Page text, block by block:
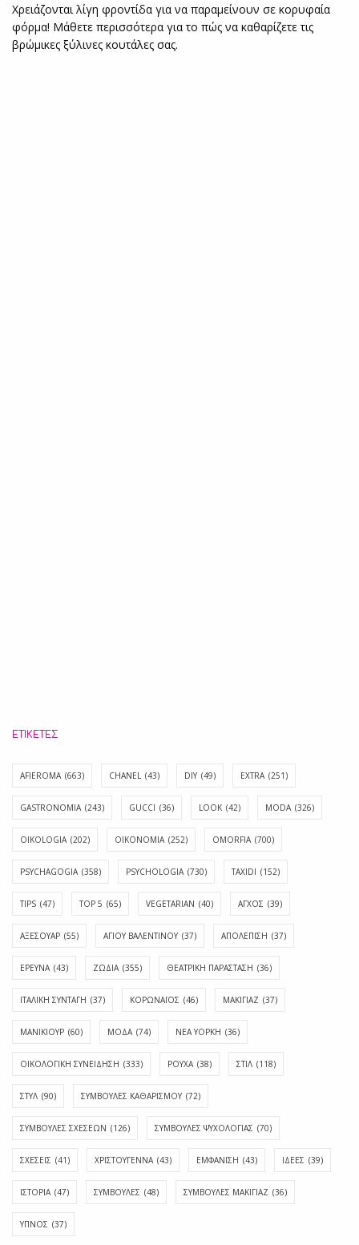
Χρειάζονται λίγη φροντίδα για να παραμείνουν σε κορυφαία
φόρμα! Μάθετε περισσότερα για το πώς να καθαρίζετε τις
βρώμικες ξύλινες κουτάλες σας.
ΕΤΙΚΈΤΕΣ
AFIEROMA (663) CHANEL (43) DIY (49) EXTRA (251)
GASTRONOMIA (243) GUCCI (36) LOOK (42) MODA (326)
OIKOLOGIA (202) OIKONOMIA (252) OMORFIA (700)
PSYCHAGOGIA (358) PSYCHOLOGIA (730) TAXIDI (152)
TIPS (47) TOP 5 (65) VEGETARIAN (40) ΑΓΧΟΣ (39)
ΑΞΕΣΟΥΑΡ (55) ΑΓΊΟΥ ΒΑΛΕΝΤΊΝΟΥ (37) ΑΠΟΛΈΠΙΣΗ (37)
ΕΡΕΥΝΑ (43) ΖΩΔΙΑ (355) ΘΕΑΤΡΙΚΗ ΠΑΡΑΣΤΑΣΗ (36)
ΙΤΑΛΙΚΗ ΣΥΝΤΑΓΗ (37) ΚΟΡΩΝΑΪΟΣ (46) ΜΑΚΙΓΙΑΖ (37)
ΜΑΝΙΚΙΟΥΡ (60) ΜΟΔΑ (74) ΝΕΑ ΥΟΡΚΗ (36)
ΟΙΚΟΛΟΓΙΚΗ ΣΥΝΕΙΔΗΣΗ (333) ΡΟΥΧΑ (38) ΣΤΙΛ (118)
ΣΤΥΛ (90) ΣΥΜΒΟΥΛΕΣ ΚΑΘΑΡΙΣΜΟΥ (72)
ΣΥΜΒΟΥΛΕΣ ΣΧΕΣΕΩΝ (126) ΣΥΜΒΟΥΛΕΣ ΨΥΧΟΛΟΓΙΑΣ (70)
ΣΧΕΣΕΙΣ (41) ΧΡΙΣΤΟΥΓΕΝΝΑ (43) ΕΜΦΆΝΙΣΗ (43) ΙΔΈΕΣ (39)
ΙΣΤΟΡΊΑ (47) ΣΥΜΒΟΥΛΈΣ (48) ΣΥΜΒΟΥΛΈΣ ΜΑΚΙΓΙΆΖ (36)
ΎΠΝΟΣ (37)